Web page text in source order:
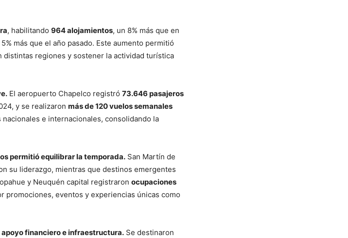
, habilitando 964 alojamientos, un 8% más que en
5% más que el año pasado. Este aumento permitió
regiones y sostener la actividad turística
El aeropuerto Chapelco registró 73.646 pasajeros
y se realizaron más de 120 vuelos semanales
e internacionales, consolidando la
permitió equilibrar la temporada. San Martín de
su liderazgo, mientras que destinos emergentes
y Neuquén capital registraron ocupaciones
promociones, eventos y experiencias únicas como
financiero e infraestructura. Se destinaron